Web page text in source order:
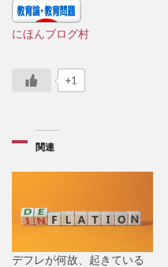
にほんブログ村
+1
関連
デフレが何故、起きている